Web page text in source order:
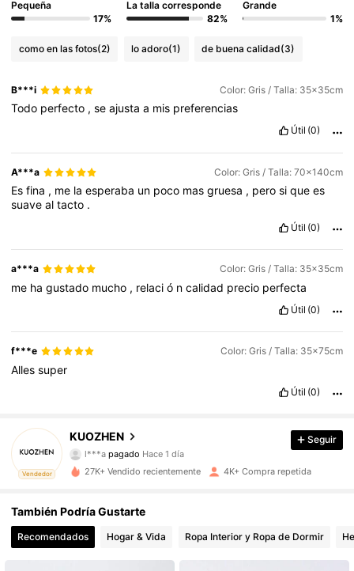
Pequeña
17%
La talla corresponde
82%
Grande
1%
como en las fotos(2) lo adoro(1) de buena calidad(3)
B***i Color: Gris / Talla: 35x35cm
Todo perfecto ,seajustaa mis preferencias
Útil (0)
A***a Color: Gris / Talla: 70x140cm
Esfina , me laesperaba un poco masgruesa , perosiquees
suavealtacto .
Útil (0)
a***a Color: Gris / Talla: 35x35cm
me hagustado mucho , relació ncalidad precio perfecta
Útil (0)
f***e Color: Gris / Talla: 35x75cm
Allessuper
Útil (0)
Vendedor
KUOZHEN
4,89
791 Seguidores
l***a pagado
m***aseguido haceHace 1 día
4,89
Seguir
27K+ Vendido recientemente 4K+ Compra repetida
También Podría Gustarte
Recomendados Hogar & Vida Ropa Interior y Ropa de Dormir